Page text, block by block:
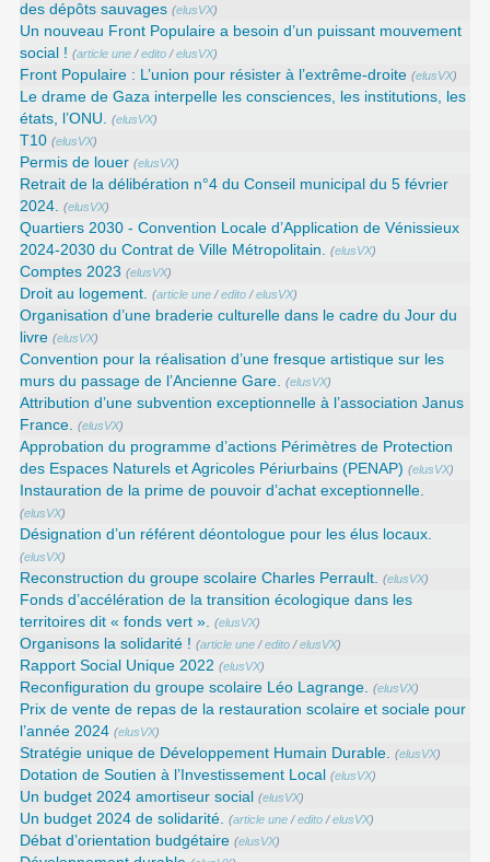
des dépôts sauvages (elusVX)
Un nouveau Front Populaire a besoin d’un puissant mouvement
social ! (article une /edito /elusVX)
Front Populaire : L’union pour résister à l’extrême-droite (elusVX)
Le drame de Gaza interpelle les consciences, les institutions, les
états, l’ONU. (elusVX)
T10 (elusVX)
Permis de louer (elusVX)
Retrait de la délibération n°4 du Conseil municipal du 5 février
2024. (elusVX)
Quartiers 2030 - Convention Locale d’Application de Vénissieux
2024-2030 du Contrat de Ville Métropolitain. (elusVX)
Comptes 2023 (elusVX)
Droit au logement. (article une /edito /elusVX)
Organisation d’une braderie culturelle dans le cadre du Jour du
livre (elusVX)
Convention pour la réalisation d’une fresque artistique sur les
murs du passage de l’Ancienne Gare. (elusVX)
Attribution d’une subvention exceptionnelle à l’association Janus
France. (elusVX)
Approbation du programme d’actions Périmètres de Protection
des Espaces Naturels et Agricoles Périurbains (PENAP) (elusVX)
Instauration de la prime de pouvoir d’achat exceptionnelle.
(elusVX)
Désignation d’un référent déontologue pour les élus locaux.
(elusVX)
Reconstruction du groupe scolaire Charles Perrault. (elusVX)
Fonds d’accélération de la transition écologique dans les
territoires dit « fonds vert ». (elusVX)
Organisons la solidarité ! (article une /edito /elusVX)
Rapport Social Unique 2022 (elusVX)
Reconfiguration du groupe scolaire Léo Lagrange. (elusVX)
Prix de vente de repas de la restauration scolaire et sociale pour
l’année 2024 (elusVX)
Stratégie unique de Développement Humain Durable. (elusVX)
Dotation de Soutien à l’Investissement Local (elusVX)
Un budget 2024 amortiseur social (elusVX)
Un budget 2024 de solidarité. (article une /edito /elusVX)
Débat d’orientation budgétaire (elusVX)